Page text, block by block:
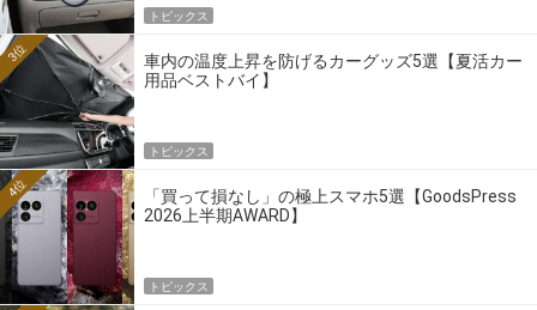
トピックス
車内の温度上昇を防げるカーグッズ5選【夏活カー
用品ベストバイ】
3位
トピックス
「買って損なし」の極上スマホ5選【GoodsPress
2026上半期AWARD】
4位
トピックス